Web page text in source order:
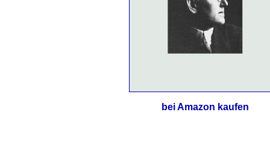
bei Amazon kaufen